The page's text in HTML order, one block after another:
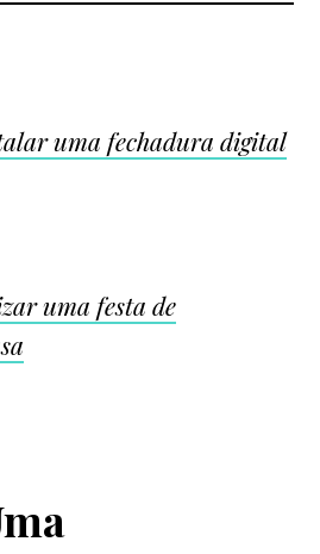
uma fechadura digital
uma festa de